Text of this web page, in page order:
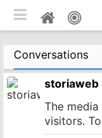
Home
Conversations
storiaweb
The
visitors.
commuta tema